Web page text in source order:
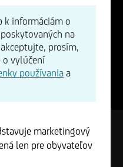
+0,13
k informáciám o
na
prosím,
o vylúčení
používania a
marketingový
len pre obyvateľov